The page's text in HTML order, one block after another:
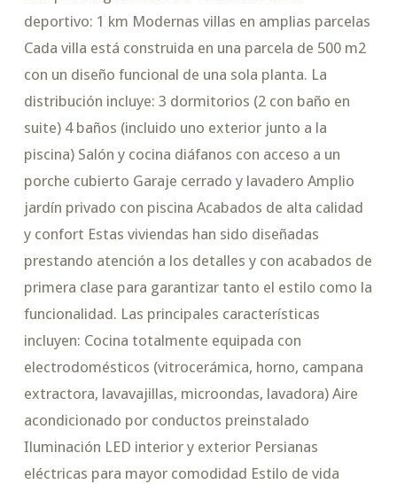
deportivo: 1 km Modernas villas en amplias parcelas
Cada villa está construida en una parcela de 500 m2
con un diseño funcional de una sola planta. La
distribución incluye: 3 dormitorios (2 con baño en
suite) 4 baños (incluido uno exterior junto a la
piscina) Salón y cocina diáfanos con acceso a un
porche cubierto Garaje cerrado y lavadero Amplio
jardín privado con piscina Acabados de alta calidad
y confort Estas viviendas han sido diseñadas
prestando atención a los detalles y con acabados de
primera clase para garantizar tanto el estilo como la
funcionalidad. Las principales características
incluyen: Cocina totalmente equipada con
electrodomésticos (vitrocerámica, horno, campana
extractora, lavavajillas, microondas, lavadora) Aire
acondicionado por conductos preinstalado
Iluminación LED interior y exterior Persianas
eléctricas para mayor comodidad Estilo de vida